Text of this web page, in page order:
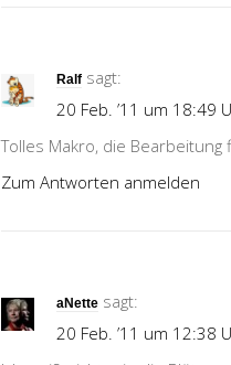
Ralf sagt:
20 Feb. ’11 um 18:49
Tolles Makro, die
Zum Antworten anmelden
aNette sagt:
20 Feb. ’11 um 12:38